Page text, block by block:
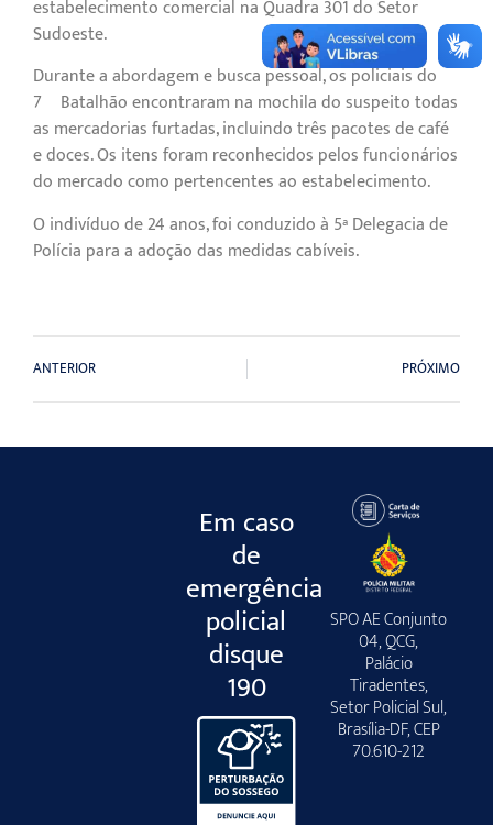
estabelecimento comercial na Quadra 301 do Setor
Sudoeste.
Durante a abordagem e busca pessoal, os policiais do
7º Batalhão encontraram na mochila do suspeito todas
as mercadorias furtadas, incluindo três pacotes de café
e doces. Os itens foram reconhecidos pelos funcionários
do mercado como pertencentes ao estabelecimento.
O indivíduo de 24 anos, foi conduzido à 5ª Delegacia de
Polícia para a adoção das medidas cabíveis.
ANTERIOR PRÓXIMO
Em caso
de
emergência
policial
disque
190
SPO AE Conjunto
04, QCG,
Palácio
Tiradentes,
Setor Policial Sul,
Brasília-DF, CEP
70.610-212